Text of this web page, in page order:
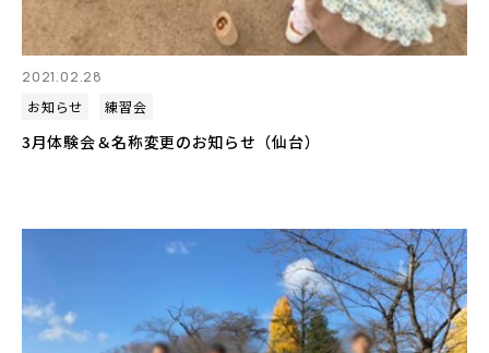
2021.02.28
お知らせ
練習会
3月体験会＆名称変更のお知らせ（仙台）